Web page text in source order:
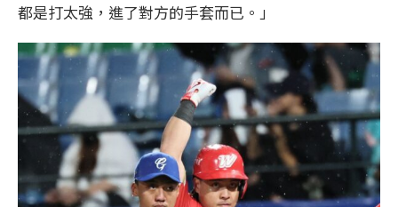
都是打太強，進了對方的手套而已。」